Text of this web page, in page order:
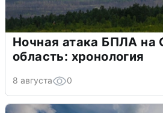
Ночная атака БПЛА на
область: хронология
8 августа 0